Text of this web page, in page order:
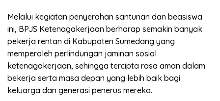
Melalui kegiatan penyerahan santunan dan beasiswa
ini, BPJS Ketenagakerjaan berharap semakin banyak
pekerja rentan di Kabupaten Sumedang yang
memperoleh perlindungan jaminan sosial
ketenagakerjaan, sehingga tercipta rasa aman dalam
bekerja serta masa depan yang lebih baik bagi
keluarga dan generasi penerus mereka.